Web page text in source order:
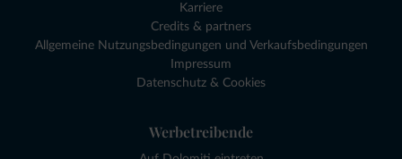
Karriere
Credits & partners
Allgemeine Nutzungsbedingungen und Verkaufsbedingungen
Impressum
Datenschutz & Cookies
Werbetreibende